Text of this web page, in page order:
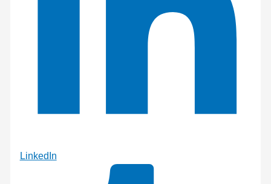
LinkedIn